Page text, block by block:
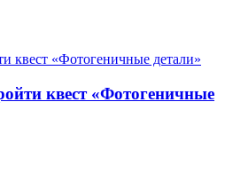
квест «Фотогеничные